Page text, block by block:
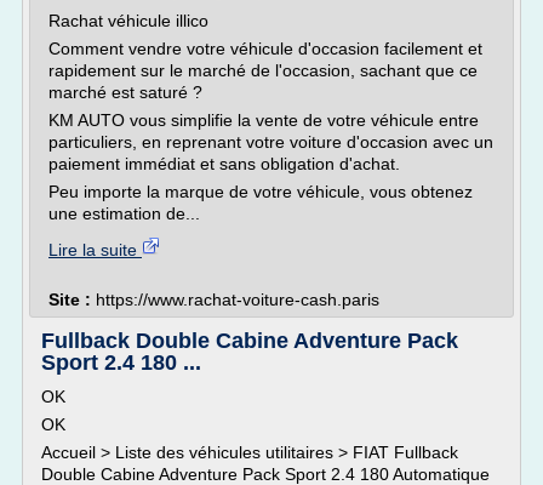
Rachat véhicule illico
Comment vendre votre véhicule d'occasion facilement et
rapidement sur le marché de l'occasion, sachant que ce
marché est saturé ?
KM AUTO vous simplifie la vente de votre véhicule entre
particuliers, en reprenant votre voiture d'occasion avec un
paiement immédiat et sans obligation d'achat.
Peu importe la marque de votre véhicule, vous obtenez
une estimation de...
Lire la suite
Site : https://www.rachat-voiture-cash.paris
Fullback Double Cabine Adventure Pack
Sport 2.4 180 ...
OK
OK
Accueil > Liste des véhicules utilitaires > FIAT Fullback
Double Cabine Adventure Pack Sport 2.4 180 Automatique